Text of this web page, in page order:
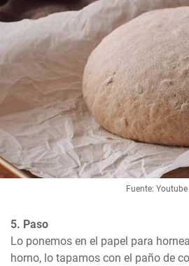
Fuente: Youtube
5. Paso
Lo ponemos en el papel para
horno, lo tapamos con el paño de